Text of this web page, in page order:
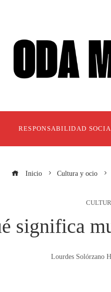
RESPONSABILIDAD
Inicio Cultura y ocio
significa
Lourdes Solórzano